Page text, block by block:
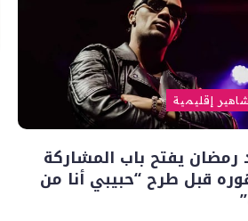
إقليمية
يفتح باب المشاركة
قبل طرح “حبيبي أنا من